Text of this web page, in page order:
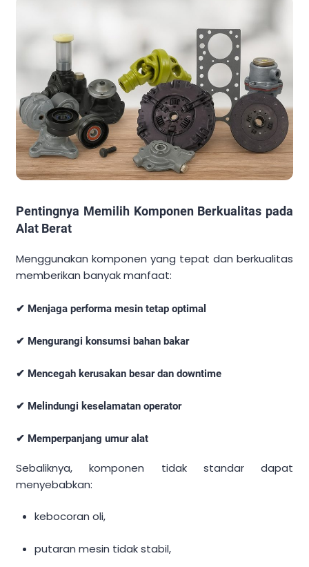
Pentingnya Memilih Komponen Berkualitas pada
Alat Berat
Menggunakan komponen yang tepat dan berkualitas
memberikan banyak manfaat:
✔ Menjaga performa mesin tetap optimal
✔ Mengurangi konsumsi bahan bakar
✔ Mencegah kerusakan besar dan downtime
✔ Melindungi keselamatan operator
✔ Memperpanjang umur alat
Sebaliknya, komponen tidak standar dapat
menyebabkan:
kebocoran oli,
putaran mesin tidak stabil,